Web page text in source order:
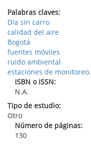
Palabras claves:
Dia sin carro
calidad del aire
Bogotá
fuentes móviles
ruido ambiental
estaciones de monitoreo.
ISBN o ISSN:
N.A.
Tipo de estudio:
Otro
Número de páginas:
130